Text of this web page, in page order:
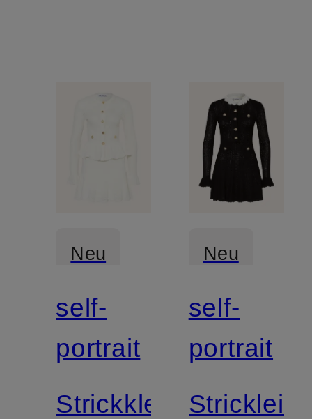
Neu
self-
portrait
Strickkleid
Neu
self-
portrait
Strickleid